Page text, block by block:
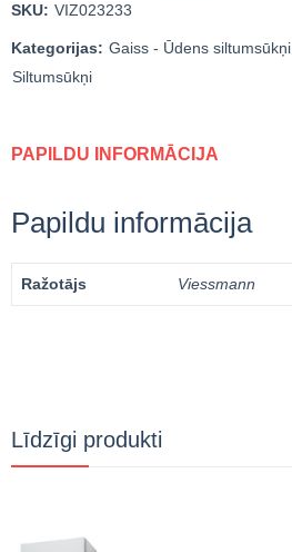
SKU: VIZ023233
Kategorijas: Gaiss - Ūdens siltumsūkņi
Siltumsūkņi
PAPILDU INFORMĀCIJA
Papildu informācija
Ražotājs Viessmann
Līdzīgi produkti